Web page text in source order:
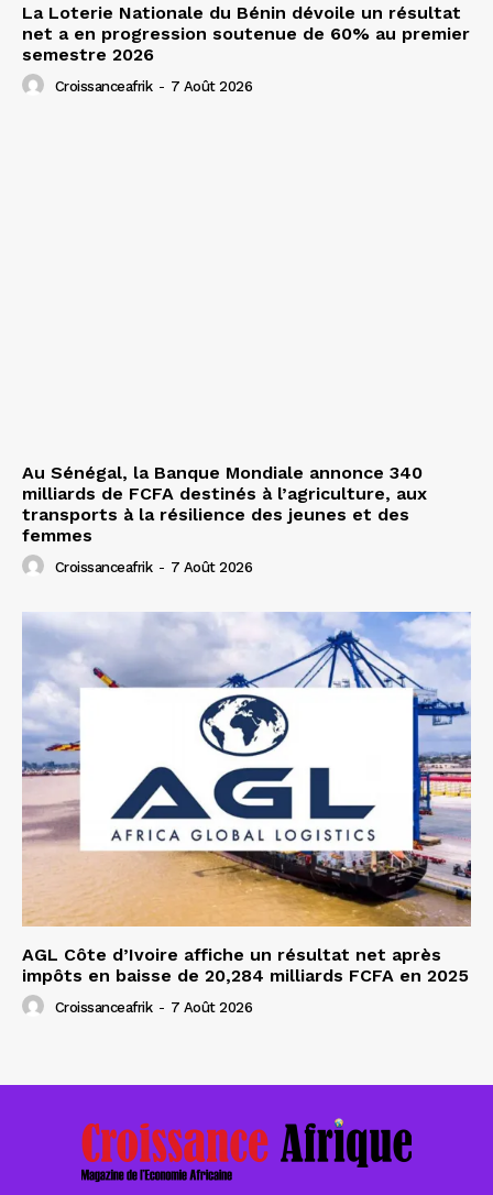
La Loterie Nationale du Bénin dévoile un résultat
net a en progression soutenue de 60% au premier
semestre 2026
Croissanceafrik - 7 Août 2026
Au Sénégal, la Banque Mondiale annonce 340
milliards de FCFA destinés à l’agriculture, aux
transports à la résilience des jeunes et des
femmes
Croissanceafrik - 7 Août 2026
AGL Côte d’Ivoire affiche un résultat net après
impôts en baisse de 20,284 milliards FCFA en 2025
Croissanceafrik - 7 Août 2026